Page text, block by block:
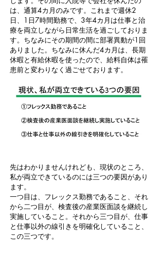
は、通算4カ月のみです。これまで週休2
日、1日7時間勤務で、3年4カ月は仕事と治
療を両立しながら日常生活を過ごしておりま
す。ちなみにその期間の間に部署異動が1回
ありました。ちなみに休んだ4カ月は、長期
休暇と有給休暇を使ったので、給料自体は罹
患前と変わりなく過ごせております。
先はわかりませんけれども、現状のところ、
私が両立できているのには三つの要因があり
ます。
一つ目は、フレックス勤務であること、それ
から二つ目が、検査後の産業医面談を継続し
実施していること。それから三つ目が、仕事
と仕事以外の線引きを明確化していること、
この三つです。